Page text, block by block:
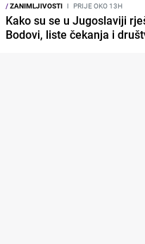
/ZANIMLJIVOSTI I PRIJE OKO 13H
Kako su se u Jugoslaviji
Bodovi, liste čekanja i